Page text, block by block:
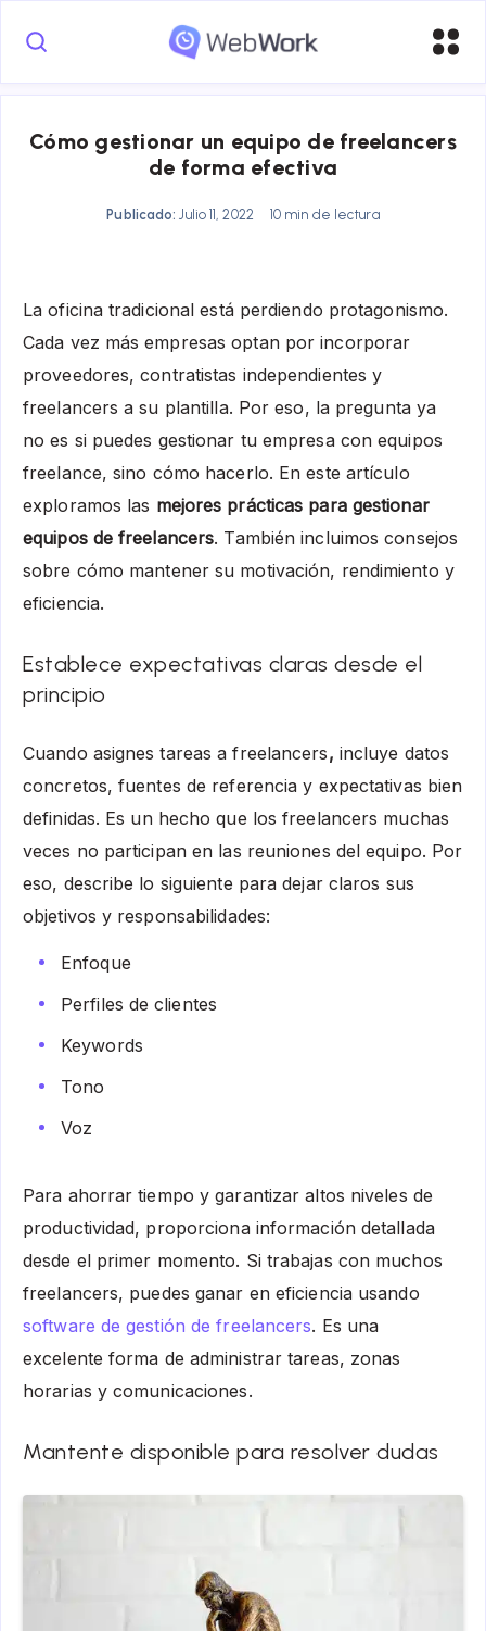
Cómo gestionar un equipo de freelancers
de forma efectiva
Publicado: Julio 11, 2022 10 min de lectura
La oficina tradicional está perdiendo protagonismo.
Cada vez más empresas optan por incorporar
proveedores, contratistas independientes y
freelancers a su plantilla. Por eso, la pregunta ya
no es si puedes gestionar tu empresa con equipos
freelance, sino cómo hacerlo. En este artículo
exploramos las mejores prácticas para gestionar
equipos de freelancers. También incluimos consejos
sobre cómo mantener su motivación, rendimiento y
eficiencia.
Establece expectativas claras desde el
principio
Cuando asignes tareas a freelancers, incluye datos
concretos, fuentes de referencia y expectativas bien
definidas. Es un hecho que los freelancers muchas
veces no participan en las reuniones del equipo. Por
eso, describe lo siguiente para dejar claros sus
objetivos y responsabilidades:
Enfoque
Perfiles de clientes
Keywords
Tono
Voz
Para ahorrar tiempo y garantizar altos niveles de
productividad, proporciona información detallada
desde el primer momento. Si trabajas con muchos
freelancers, puedes ganar en eficiencia usando
software de gestión de freelancers. Es una
excelente forma de administrar tareas, zonas
horarias y comunicaciones.
Mantente disponible para resolver dudas